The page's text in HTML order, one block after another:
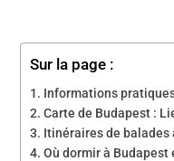
Sur la page :
Informations
Carte de Budapest :
Itinéraires de balades
Où dormir à Budapest